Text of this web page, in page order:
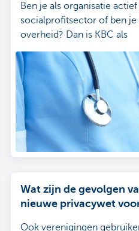
Ben je als organisatie
socialprofitsector of ben je
overheid? Dan is KBC als
sectorspecialist graag
al je bank- en
Wat zijn de gevolgen
nieuwe privacywet
Ook verenigingen